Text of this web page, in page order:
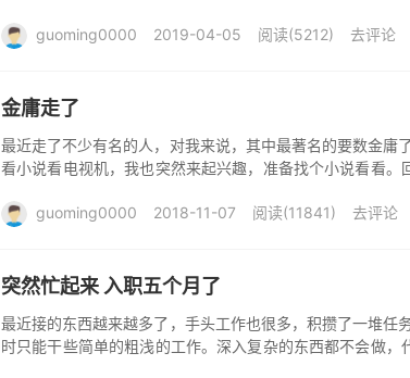
guoming0000 2019-04-05 阅读(5212) 去评论
金庸走了
最近走了不少有名的人，对我来说，其中最著名的要数金庸
看小说看电视机，我也突然来起兴趣，准备找个小说看看。
guoming0000 2018-11-07 阅读(11841) 去评论
突然忙起来 入职五个月了
最近接的东西越来越多了，手头工作也很多，积攒了一堆任
时只能干些简单的粗浅的工作。深入复杂的东西都不会做，